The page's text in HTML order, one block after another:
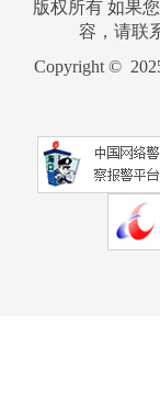
版权所有 如果
容，请联
Copyright ©